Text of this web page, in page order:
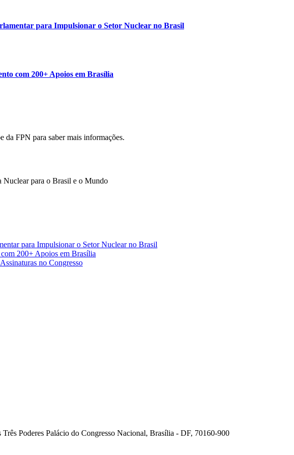
para Impulsionar o Setor Nuclear no Brasil
com 200+ Apoios em Brasília
da FPN para saber mais informações.
Nuclear para o Brasil e o Mundo
para Impulsionar o Setor Nuclear no Brasil
200+ Apoios em Brasília
no Congresso
Poderes Palácio do Congresso Nacional, Brasília - DF, 70160-900